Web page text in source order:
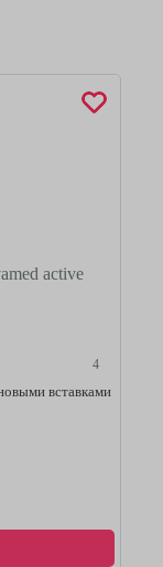
active
4
вставками